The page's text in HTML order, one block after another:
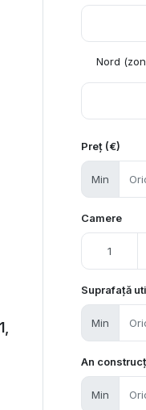
Nord
Preț (€)
Min
Camere
1
Suprafață
Min
An
Min